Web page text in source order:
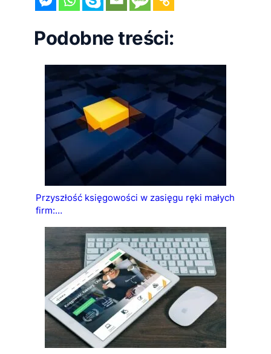
Podobne treści:
Przyszłość księgowości w zasięgu ręki małych
firm:…